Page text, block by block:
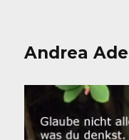
Andrea Ade